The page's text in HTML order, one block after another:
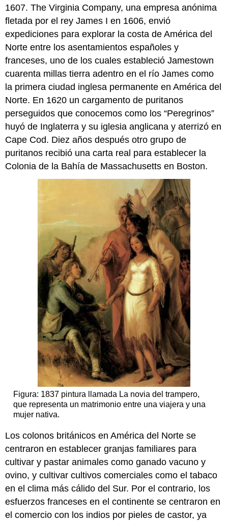
1607. The Virginia Company, una empresa anónima
fletada por el rey James I en 1606, envió
expediciones para explorar la costa de América del
Norte entre los asentamientos españoles y
franceses, uno de los cuales estableció Jamestown
cuarenta millas tierra adentro en el río James como
la primera ciudad inglesa permanente en América del
Norte. En 1620 un cargamento de puritanos
perseguidos que conocemos como los “Peregrinos”
huyó de Inglaterra y su iglesia anglicana y aterrizó en
Cape Cod. Diez años después otro grupo de
puritanos recibió una carta real para establecer la
Colonia de la Bahía de Massachusetts en Boston.
Figura: 1837 pintura llamada La novia del trampero,
que representa un matrimonio entre una viajera y una
mujer nativa.
Los colonos británicos en América del Norte se
centraron en establecer granjas familiares para
cultivar y pastar animales como ganado vacuno y
ovino, y cultivar cultivos comerciales como el tabaco
en el clima más cálido del Sur. Por el contrario, los
esfuerzos franceses en el continente se centraron en
el comercio con los indios por pieles de castor, ya